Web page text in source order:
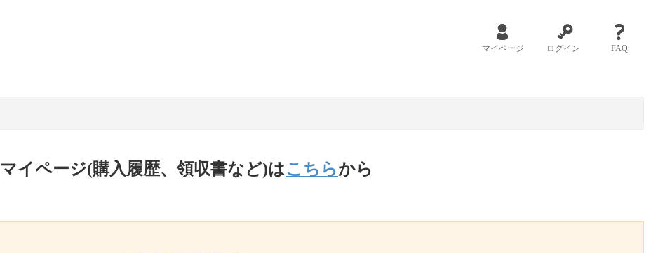
マイページ ログイン FAQ
マイページ(購入履歴、領収書など)はこちらから